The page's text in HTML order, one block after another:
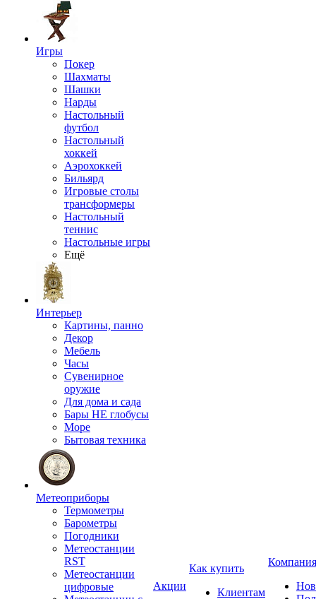
Игры
Покер
Шахматы
Шашки
Нарды
Настольный
футбол
Настольный
хоккей
Аэрохоккей
Бильярд
Игровые столы
трансформеры
Настольный
теннис
Настольные игры
Ещё
Интерьер
Картины, панно
Декор
Мебель
Часы
Сувенирное
оружие
Для дома и сада
Бары НЕ глобусы
Море
Бытовая техника
Метеоприборы
Термометры
Барометры
Погодники
Метеостанции
RST
Метеостанции
цифровые
Акции
Как купить
Клиентам
Компания